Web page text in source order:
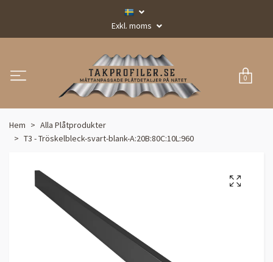
Exkl. moms
0
Hem
Alla Plåtprodukter
T3 - Tröskelbleck-svart-blank-A:20B:80C:10L:960